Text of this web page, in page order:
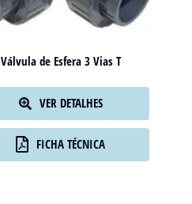
Válvula de Esfera 3 Vias T
VER DETALHES
FICHA TÉCNICA